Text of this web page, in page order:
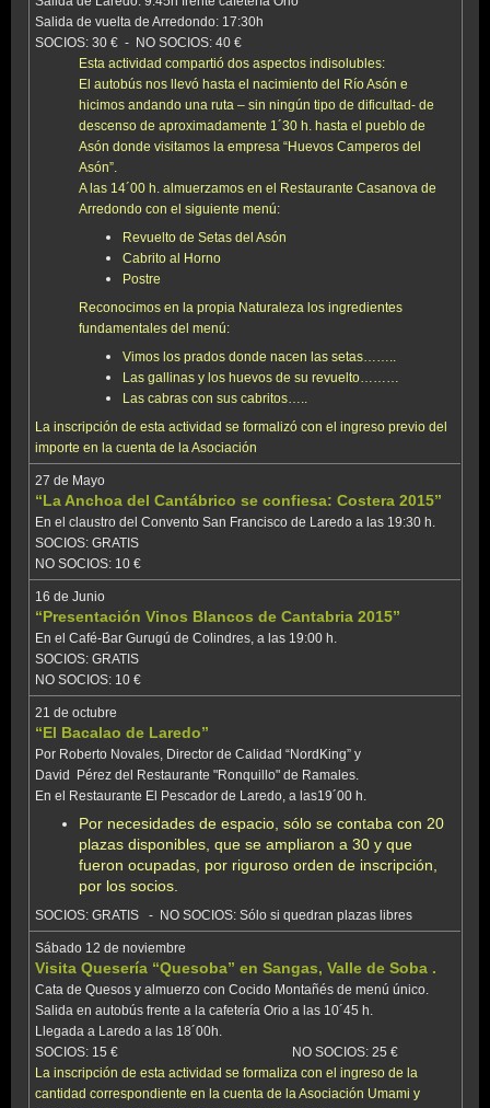
Salida de vuelta de Arredondo: 17:30h
SOCIOS: 30 € - NO SOCIOS: 40 €
Esta actividad compartió dos aspectos indisolubles:
El autobús nos llevó hasta el nacimiento del Río Asón e
hicimos andando una ruta – sin ningún tipo de dificultad- de
descenso de aproximadamente 1´30 h. hasta el pueblo de
Asón donde visitamos la empresa “Huevos Camperos del
Asón”.
A las 14´00 h. almuerzamos en el Restaurante Casanova de
Arredondo con el siguiente menú:
Revuelto de Setas del Asón
Cabrito al Horno
Postre
Reconocimos en la propia Naturaleza los ingredientes
fundamentales del menú:
Vimos los prados donde nacen las setas……..
Las gallinas y los huevos de su revuelto………
Las cabras con sus cabritos…..
La inscripción de esta actividad se formalizó con el ingreso previo del
importe en la cuenta de la Asociación
27 de Mayo
“La Anchoa del Cantábrico se confiesa: Costera 2015”
En el claustro del Convento San Francisco de Laredo a las 19:30 h.
SOCIOS: GRATIS
NO SOCIOS: 10 €
16 de Junio
“Presentación Vinos Blancos de Cantabria 2015”
En el Café-Bar Gurugú de Colindres, a las 19:00 h.
SOCIOS: GRATIS
NO SOCIOS: 10 €
21 de octubre
“El Bacalao de Laredo”
Por Roberto Novales, Director de Calidad “NordKing” y
David Pérez del Restaurante "Ronquillo" de Ramales.
En el Restaurante El Pescador de Laredo, a las19´00 h.
Por necesidades de espacio, sólo se contaba con 20
plazas disponibles, que se ampliaron a 30 y que
fueron ocupadas, por riguroso orden de inscripción,
por los socios.
SOCIOS: GRATIS - NO SOCIOS: Sólo si quedran plazas libres
Sábado 12 de noviembre
Visita Quesería “Quesoba” en Sangas, Valle de Soba .
Cata de Quesos y almuerzo con Cocido Montañés de menú único.
Salida en autobús frente a la cafetería Orio a las 10´45 h.
Llegada a Laredo a las 18´00h.
SOCIOS: 15 € NO SOCIOS: 25 €
La inscripción de esta actividad se formaliza con el ingreso de la
cantidad correspondiente en la cuenta de la Asociación Umami y